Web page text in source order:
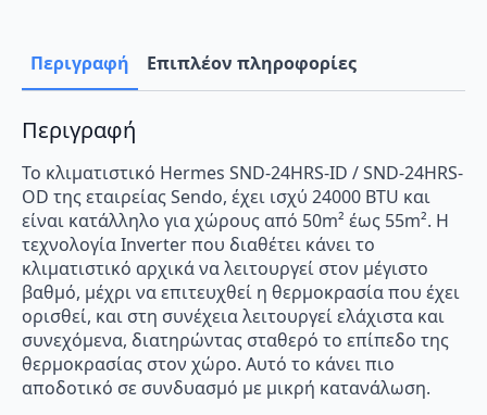
Inverter
24000
BTU
με
WiFi
ποσότητα
Περιγραφή Επιπλέον πληροφορίες
Περιγραφή
Το κλιματιστικό Hermes SND-24HRS-ID / SND-24HRS-
OD της εταιρείας Sendo, έχει ισχύ 24000 BTU και
είναι κατάλληλο για χώρους από 50m² έως 55m². Η
τεχνολογία Inverter που διαθέτει κάνει το
κλιματιστικό αρχικά να λειτουργεί στον μέγιστο
βαθμό, μέχρι να επιτευχθεί η θερμοκρασία που έχει
ορισθεί, και στη συνέχεια λειτουργεί ελάχιστα και
συνεχόμενα, διατηρώντας σταθερό το επίπεδο της
θερμοκρασίας στον χώρο. Αυτό το κάνει πιο
αποδοτικό σε συνδυασμό με μικρή κατανάλωση.